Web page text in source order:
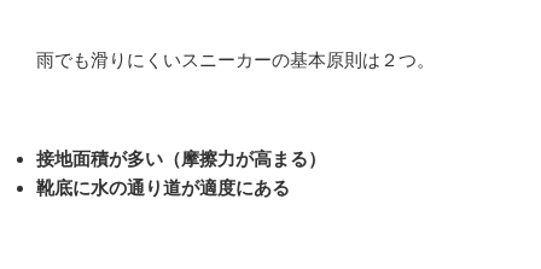
雨でも滑りにくいスニーカーの基本原則は２つ。
接地面積が多い（摩擦力が高まる）
靴底に水の通り道が適度にある